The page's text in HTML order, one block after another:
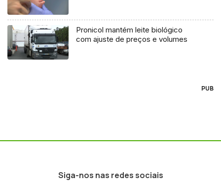
Pronicol mantém leite biológico
com ajuste de preços e volumes
PUB
Siga-nos nas redes sociais